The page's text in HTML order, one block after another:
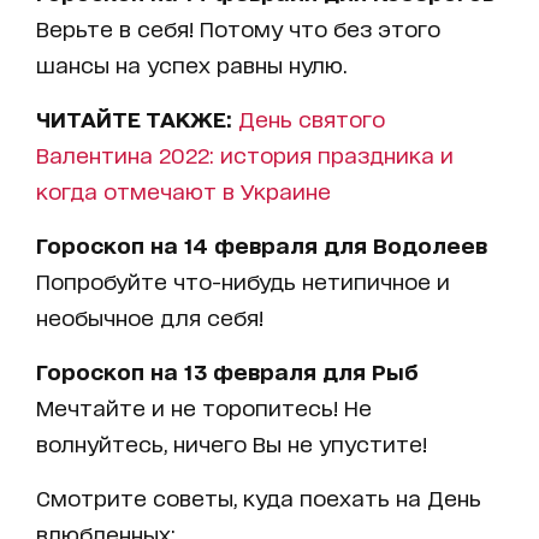
Верьте в себя! Потому что без этого
шансы на успех равны нулю.
ЧИТАЙТЕ ТАКЖЕ: День святого
Валентина 2022: история праздника и
когда отмечают в Украине
Гороскоп на 14 февраля для Водолеев
Попробуйте что-нибудь нетипичное и
необычное для себя!
Гороскоп на 13 февраля для Рыб
Мечтайте и не торопитесь! Не
волнуйтесь, ничего Вы не упустите!
Смотрите советы, куда поехать на День
влюбленных: